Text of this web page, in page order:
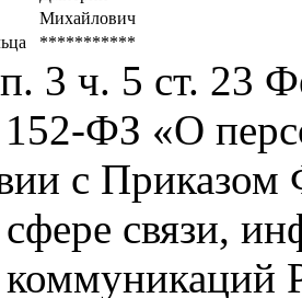
Михайлович
***********
3 ч. 5 ст. 23
ФЗ «О
с
сфере связи,